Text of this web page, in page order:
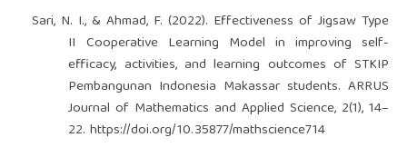
Sari, N. I., & Ahmad, F. (2022). Effectiveness of Jigsaw Type
II Cooperative Learning Model in improving self-
efficacy, activities, and learning outcomes of STKIP
Pembangunan Indonesia Makassar students. ARRUS
Journal of Mathematics and Applied Science, 2(1), 14–
22.https://doi.org/10.35877/mathscience714